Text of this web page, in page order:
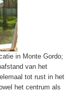
in Monte Gordo;
van het
tot rust in het
het centrum als